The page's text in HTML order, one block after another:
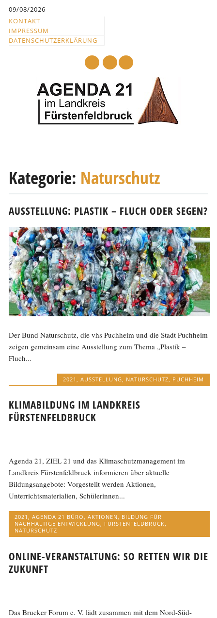
springen
09/08/2026
KONTAKT
IMPRESSUM
DATENSCHUTZERKLÄRUNG
zum
Kategorie: Naturschutz
AUSSTELLUNG: PLASTIK – FLUCH ODER SEGEN?
Der Bund Naturschutz, die vhs Puchheim und die Stadt Puchheim
zeigen gemeinsam eine Ausstellung zum Thema „Plastik –
Fluch...
2021 AUSSTELLUNG NATURSCHUTZ PUCHHEIM
KLIMABILDUNG IM LANDKREIS
FÜRSTENFELDBRUCK
Agenda 21, ZIEL 21 und das Klimaschutzmanagement im
Landkreis Fürstenfeldbruck informieren über aktuelle
Bildungsangebote: Vorgestellt werden Aktionen,
Unterrichtsmaterialien, Schülerinnen...
2021,AGENDA 21 BÜRO,AKTIONEN, BILDUNG FÜR
NACHHALTIGE ENTWICKLUNG, FÜRSTENFELDBRUCK,
NATURSCHUTZ
ONLINE-VERANSTALTUNG: SO RETTEN WIR DIE
ZUKUNFT
Das Brucker Forum e. V. lädt zusammen mit dem Nord-Süd-